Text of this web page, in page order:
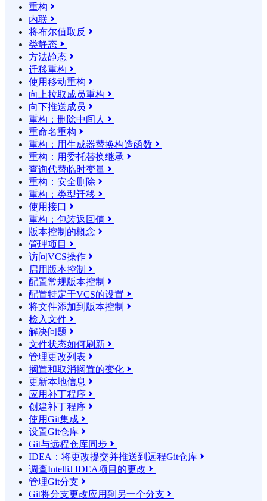
重构 
内联 
将布尔值取反 
类静态 
方法静态 
迁移重构 
使用移动重构 
向上拉取成员重构 
向下推送成员 
重构：删除中间人 
重命名重构 
重构：用生成器替换构造函数 
重构：用委托替换继承 
查询代替临时变量 
重构：安全删除 
重构：类型迁移 
使用接口 
重构：包装返回值 
版本控制的概念 
管理项目 
访问VCS操作 
启用版本控制 
配置常规版本控制 
配置特定于VCS的设置 
将文件添加到版本控制 
检入文件 
解决问题 
文件状态如何刷新 
管理更改列表 
搁置和取消搁置的变化 
更新本地信息 
应用补丁程序 
创建补丁程序 
使用Git集成 
设置Git仓库 
Git与远程仓库同步 
IDEA：将更改提交并推送到远程Git仓库 
调查IntelliJ IDEA项目的更改 
管理Git分支 
Git将分支更改应用到另一个分支 